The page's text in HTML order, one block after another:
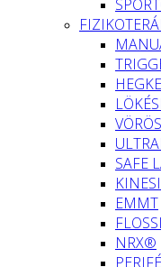
SAFE
EMMT
NRX®